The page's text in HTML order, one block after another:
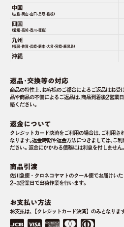
中国
(広島･岡山･山口･鳥取･島根)
四国
(愛媛･高知･香川･徳島)
九州
(福岡･佐賀･長崎･熊本･大分･宮崎･鹿児島)
沖縄
返品･交換等の対応
商品の特性上､お客様のご都合によるご返品はお受
品や商品の不備によるご返品は､商品到着後2営業日
絡ください｡
返金について
クレジットカード決済をご利用の場合は､ご利用さ
なります｡返金時期や返金方法につきましては､ご
ださい｡ 返金にかかわる債務には利息を付しません｡
商品引渡
佐川急便・クロネコヤマトのクール便でお届けい
2~3営業日で出荷作業を行います｡
お支払い方法
お支払は､【クレジットカード決済】のみとなります